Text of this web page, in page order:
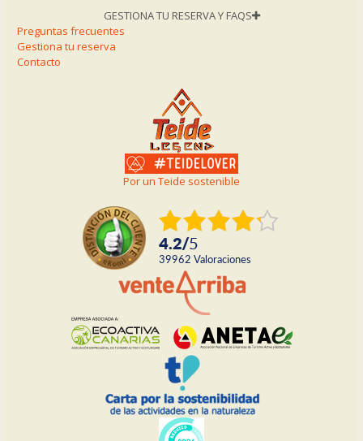
GESTIONA TU RESERVA Y FAQS
Preguntas frecuentes
Gestiona tu reserva
Contacto
Por un Teide sostenible
4.2/5
39962 valoraciones